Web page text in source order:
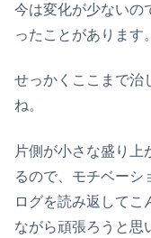
今は変化が少ないの
ったことがあります。
せっかくここまで治
ね。
片側が小さな盛り上
るので、モチベーシ
ログを読み返してこ
ながら頑張ろうと思